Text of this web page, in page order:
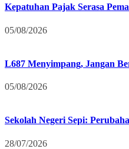
Kepatuhan Pajak Serasa
05/08/2026
L687 Menyimpang, Jangan
05/08/2026
Sekolah Negeri Sepi:
28/07/2026